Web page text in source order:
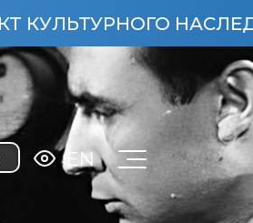
НАСЛЕДИЯ
EN